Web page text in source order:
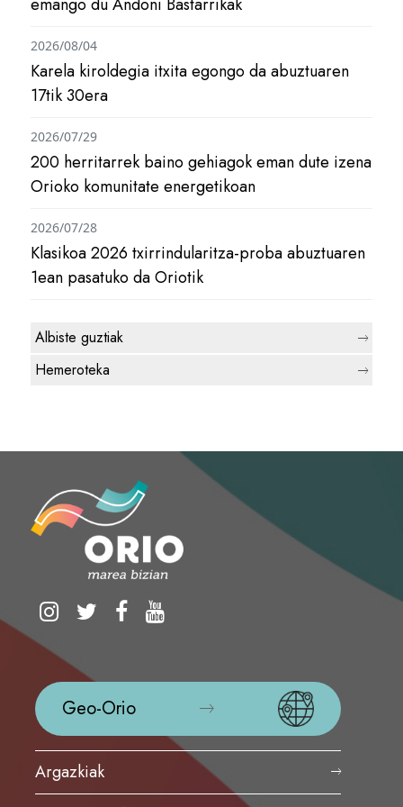
Karela kiroldegia itxita egongo da abuztuaren
17tik 30era
2026/08/04
200 herritarrek baino gehiagok eman dute izena
Orioko komunitate energetikoan
2026/07/29
Klasikoa 2026 txirrindularitza-proba abuztuaren
1ean pasatuko da Oriotik
2026/07/28
Albiste guztiak
Hemeroteka
Geo-Orio
Argazkiak